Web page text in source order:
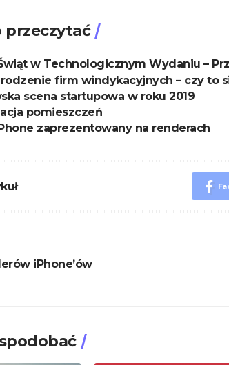
przeczytać
w Technologicznym Wydaniu –
firm windykacyjnych – czy to
scena startupowa w roku 2019
pomieszczeń
zaprezentowany na renderach
iPhone’ów